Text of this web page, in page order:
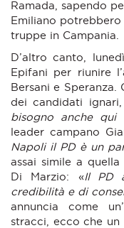
Ramada, sapendo
Emiliano
truppe in Campania.
D’altro canto,
Epifani per riunire
Bersani e
dei candidati
bisogno anche qui
leader campano
Napoli il PD è un
assai simile a
Di Marzio: «Il PD
credibilità e di
annuncia come
stracci, ecco che un